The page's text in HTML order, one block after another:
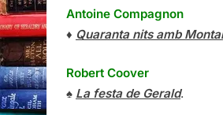
Antoine Compagnon
♦ Quaranta nits amb
Robert Coover
♠ La festa de Gerald.